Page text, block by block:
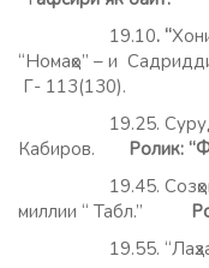
19.10. “
“Номаҳо” – и
Г- 113(130).
19.25. Сурудҳо
Кабиров. Ролик:
19.45. Созҳои
миллии “ Табл.”
19.55. “Лаҳзаи